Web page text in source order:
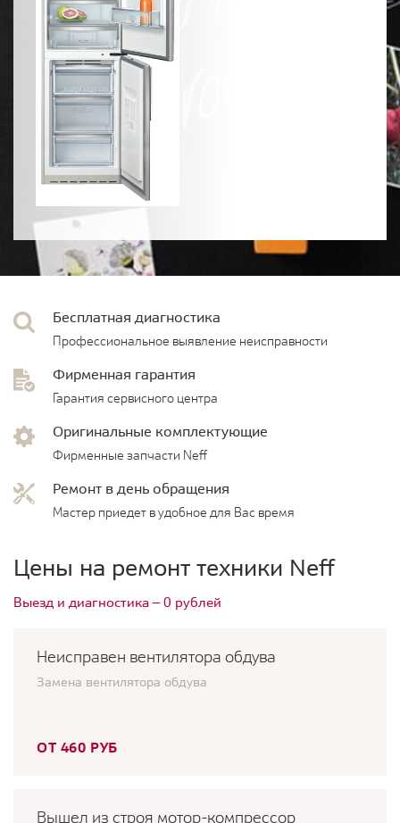
Бесплатная диагностика
Профессиональное выявление неисправности
Фирменная гарантия
Гарантия сервисного центра
Оригинальные комплектующие
Фирменные запчасти Neff
Ремонт в день обращения
Мастер приедет в удобное для Вас время
Цены на ремонт техники Neff
Выезд и диагностика — 0 рублей
Неисправен вентилятора обдува
Замена вентилятора обдува
ОТ 460 РУБ
Вышел из строя мотор-компрессор